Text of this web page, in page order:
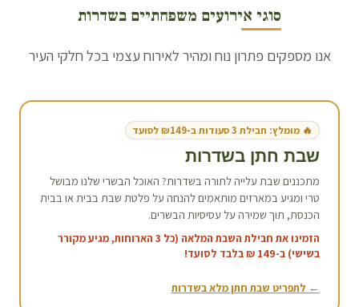
סוגי אירועים משפחתיים בשדרות
אנו מספקים פתרון נוח ומהיר לאירוח עצמי בכל חלקי העיר
🔥 מומלץ: חבילת 3 סעודות ב-₪149 לסועד
שבת חתן בשדרות
מתכננים שבת עלייה לתורה בשדרות? האוכל הבשרי שלנו מבושל
טרי ומגיע במארזים מותאמים להנחה על פלטת שבת בבית או בבית
הכנסת, תוך שמירה על עסיסיות הבשרים.
הזמינו את חבילת השבת המלאה (כל 3 הארוחות, מגיע מקורר
בשישי) ב-149 ₪ בלבד לסועד!
← לתפריט שבת חתן מלא בשדרות